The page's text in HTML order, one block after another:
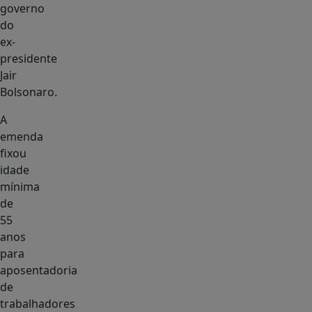
governo
do
ex-
presidente
Jair
Bolsonaro.
A
emenda
fixou
idade
mínima
de
55
anos
para
aposentadoria
de
trabalhadores